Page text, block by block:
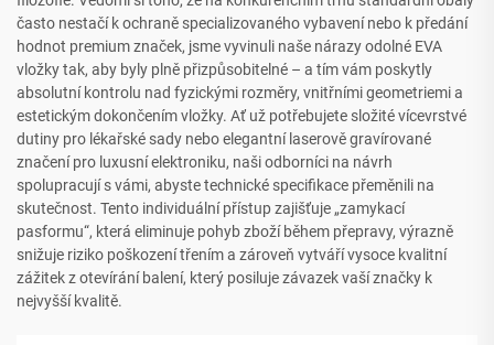
často nestačí k ochraně specializovaného vybavení nebo k předání
hodnot premium značek, jsme vyvinuli naše nárazy odolné EVA
vložky tak, aby byly plně přizpůsobitelné – a tím vám poskytly
absolutní kontrolu nad fyzickými rozměry, vnitřními geometriemi a
estetickým dokončením vložky. Ať už potřebujete složité vícevrstvé
dutiny pro lékařské sady nebo elegantní laserově gravírované
značení pro luxusní elektroniku, naši odborníci na návrh
spolupracují s vámi, abyste technické specifikace přeměnili na
skutečnost. Tento individuální přístup zajišťuje „zamykací
pasformu“, která eliminuje pohyb zboží během přepravy, výrazně
snižuje riziko poškození třením a zároveň vytváří vysoce kvalitní
zážitek z otevírání balení, který posiluje závazek vaší značky k
nejvyšší kvalitě.